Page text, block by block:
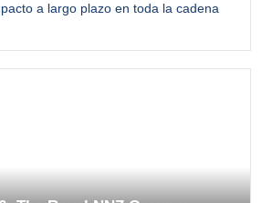
a largo plazo en toda la cadena